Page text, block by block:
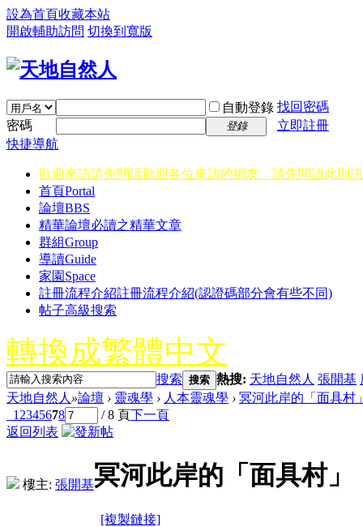
設為首頁收藏本站
開啟輔助訪問 切換到寬版
自動登錄 找回密碼
密碼
登錄
立即註冊
快捷導航
歡迎來訪請先閱讀歡迎各位來訪的網友，請先閱讀此則
首頁Portal
論壇BBS
精華論壇必讀之精華文章
群組Group
導讀Guide
家園 Space
註冊流程介紹註冊流程介紹(認證碼部分會有些不同)
帖子高級搜索
轉換成繁體中文
搜索 搜索 熱搜: 天地自然人 張開基
天地自然人 »論壇 › 靈魂學 › 人本靈魂學 › 冥河此岸的「面具村
1 2345678 / 8 頁下一頁
返回列表
樓主: 張開基冥河此岸的「面具村」
[複製鏈接]